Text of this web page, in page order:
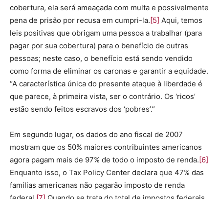
cobertura, ela será ameaçada com multa e possivelmente
pena de prisão por recusa em cumpri-la. [5] Aqui, temos
leis positivas que obrigam uma pessoa a trabalhar (para
pagar por sua cobertura) para o benefício de outras
pessoas; neste caso, o benefício está sendo vendido
como forma de eliminar os caronas e garantir a equidade.
“A característica única do presente ataque à liberdade é
que parece, à primeira vista, ser o contrário. Os ‘ricos’
estão sendo feitos escravos dos ‘pobres’.”
Em segundo lugar, os dados do ano fiscal de 2007
mostram que os 50% maiores contribuintes americanos
agora pagam mais de 97% de todo o imposto de renda. [6]
Enquanto isso, o Tax Policy Center declara que 47% das
famílias americanas não pagarão imposto de renda